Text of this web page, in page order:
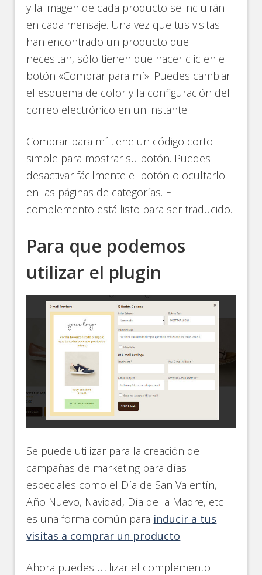
y la imagen de cada producto se incluirán
en cada mensaje. Una vez que tus visitas
han encontrado un producto que
necesitan, sólo tienen que hacer clic en el
botón «Comprar para mí». Puedes cambiar
el esquema de color y la configuración del
correo electrónico en un instante.
Comprar para mí tiene un código corto
simple para mostrar su botón. Puedes
desactivar fácilmente el botón o ocultarlo
en las páginas de categorías. El
complemento está listo para ser traducido.
Para que podemos
utilizar el plugin
Se puede utilizar para la creación de
campañas de marketing para días
especiales como el Día de San Valentín,
Año Nuevo, Navidad, Día de la Madre, etc
es una forma común para inducir a tus
visitas a comprar un producto.
Ahora puedes utilizar el complemento